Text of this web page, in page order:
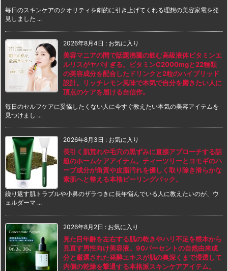
毎日のスキンケアのクオリティを劇的に引き上げてくれる理想の美容家電を発
見しました ...
2026年8月4日 : お気に入り
美容マニアの間で話題沸騰の飲む高級液体ビタミンエ
ルリスがヤバすぎる。ビタミンC2000mgと22種類
の美容成分を配合したドリンクと2粒のハイブリッド
設計。リッチレモン風味で本気で自分を磨きたい人に
頂点のケアを届ける自信作。
毎日のセルフケアに妥協したくない人に今すぐ教えたい本気の美容アイテムを
見つけまし ...
2026年8月3日 : お気に入り
長引く肌荒れや毛穴の黒ずみに直接アプローチする話
題のホームケアアイテム。ティーツリーとヨモギのハ
ーブ成分が角質や皮脂汚れを優しく取り除き滑らかな
素肌へと整える本格ピーリングパック。
繰り返す肌トラブルや小鼻のザラつきに長年悩んでいる人に教えたいのが、ウ
ェルダーマ ...
2026年8月2日 : お気に入り
見た目年齢を左右する肌の乾きやハリ不足を根本から
見直す男性向け美容液。90パーセントの自然由来成
分と厳選された発酵エキスが肌の奥深くまで浸透して
内側の乾燥を撃退する本格派スキンケアアイテム。